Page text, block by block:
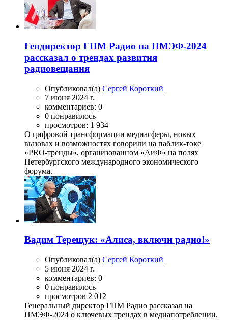
Гендиректор ГПМ Радио на ПМЭФ-2024
рассказал о трендах развития
радиовещания
Опубликовал(а) Сергей Короткий
7 июня 2024 г.
комментариев: 0
0 понравилось
просмотров: 1 934
О цифровой трансформации медиасферы, новых
вызовах и возможностях говорили на паблик-токе
«PRO-тренды», организованном «АиФ» на полях
Петербургского международного экономического
форума.
Вадим Терещук: «Алиса, включи радио!»
Опубликовал(а) Сергей Короткий
5 июня 2024 г.
комментариев: 0
0 понравилось
просмотров 2 012
Генеральный директор ГПМ Радио рассказал на
ПМЭФ-2024 о ключевых трендах в медиапотреблении.